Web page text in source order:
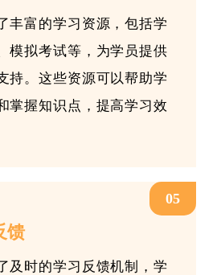
丰富的学习资源，包括学
模拟考试等，为学员提供
持。这些资源可以帮助学
掌握知识点，提高学习效
05
馈
及时的学习反馈机制，学